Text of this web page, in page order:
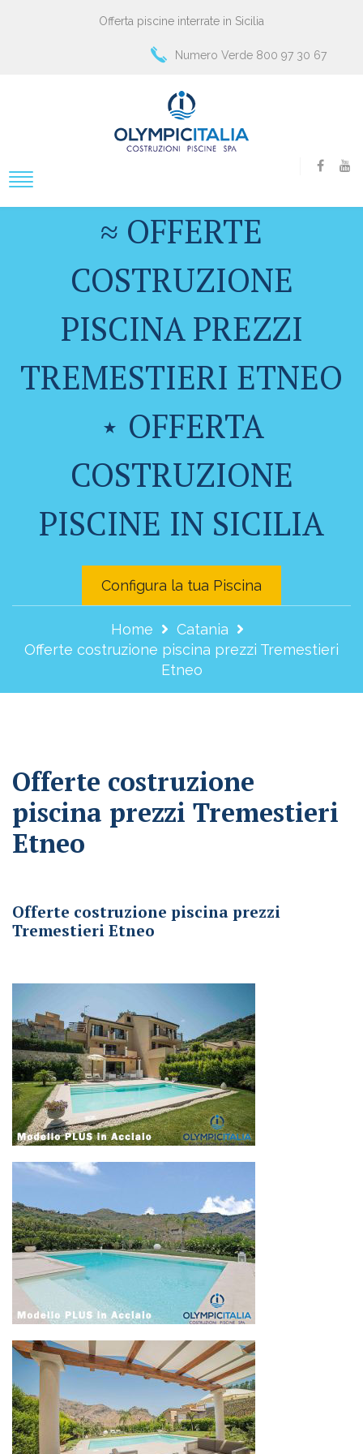
Offerta piscine interrate in Sicilia
Numero Verde 800 97 30 67
≈ OFFERTE
COSTRUZIONE
PISCINA PREZZI
TREMESTIERI ETNEO
⋆ OFFERTA
COSTRUZIONE
PISCINE IN SICILIA
Configura la tua Piscina
Home
Catania
Offerte costruzione piscina prezzi Tremestieri
Etneo
Offerte costruzione
piscina prezzi Tremestieri
Etneo
Offerte costruzione piscina prezzi
Tremestieri Etneo